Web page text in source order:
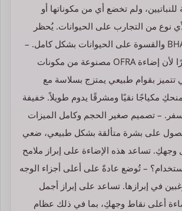
للنباتيين، ولم تخضع أي من مكوناتها أو
لأي نوع من التجارب على الحيوانات. يُحظر
استخدام كل من BHA والقسوة على الحيوانات بشكل كامل. –
يدوم طويلاً؟ – نظرًا لأن إضاءة OFRA مصنوعة من مكونات
تتميز بقوام طبيعي يمتزج بسلاسة مع
مكياجًا نقيًا ومشرقًا يدوم طويلاً. خفيفة
– تصميم صغير الحجم وكامل الميزات
على بشرة متألقة بشكل طبيعي، ضعي
وجهكِ. تساعد هذه الإضاءة على إبراز ملامح
– تُوضع عادةً على أعلى أجزاء الوجه
في إبرازها. تساعد على إبراز أجمل
أعلى نقاط وجهكِ، بما في ذلك عظام